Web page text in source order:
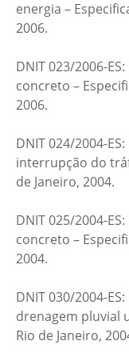
energia –
2006.
DNIT 023/2006-
concreto –
2006.
DNIT 024/2004-
interrupção do
de Janeiro, 2004.
DNIT 025/2004-
concreto –
2004.
DNIT 030/2004-
drenagem pluvial
Rio de Janeiro,